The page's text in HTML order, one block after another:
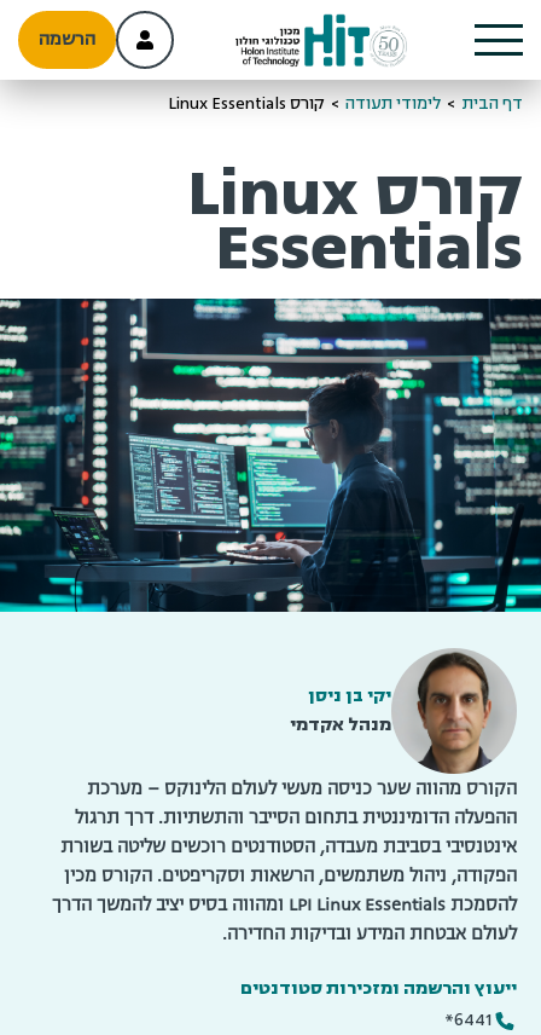
הרשמה
דף הבית > לימודי תעודה > קורס Linux Essentials
קורס Linux
Essentials
יקי בן ניסן
מנהל אקדמי
הקורס מהווה שער כניסה מעשי לעולם הלינוקס – מערכת
ההפעלה הדומיננטית בתחום הסייבר והתשתיות. דרך תרגול
אינטנסיבי בסביבת מעבדה, הסטודנטים רוכשים שליטה בשורת
הפקודה, ניהול משתמשים, הרשאות וסקריפטים. הקורס מכין
להסמכת LPI Linux Essentials ומהווה בסיס יציב להמשך הדרך
לעולם אבטחת המידע ובדיקות החדירה.
ייעוץ והרשמה ומזכירות סטודנטים
6441*